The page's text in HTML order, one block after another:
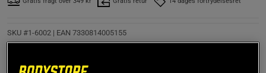
SKU #1-6002 | EAN 7330814005155
brug i forbindelse med træning. Produktet leveres i en pakke på